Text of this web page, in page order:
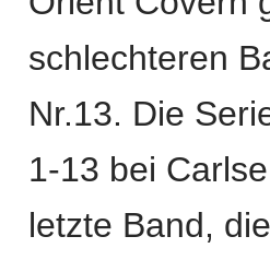
schlechteren
Nr.13. Die
1-13 bei
letzte Band,